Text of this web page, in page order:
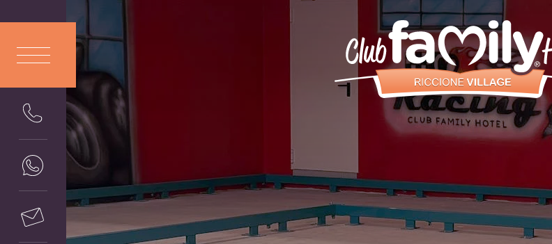
LISH
DEUTSCH
FRA
Servizi
Camere e
Aparthotel